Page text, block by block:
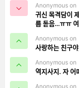
Anonymous on
귀신 목격담이
름 돋음…ㅠㅠ
Anonymous on
사랑하는
Anonymous on
역지사지. 자
Anonymous on